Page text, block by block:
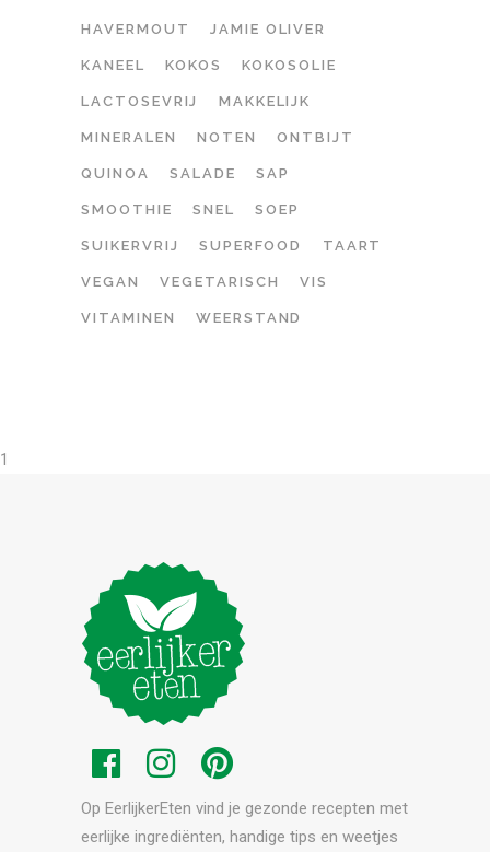
HAVERMOUT JAMIE OLIVER
KANEEL KOKOS KOKOSOLIE
LACTOSEVRIJ MAKKELIJK
MINERALEN NOTEN ONTBIJT
QUINOA SALADE SAP
SMOOTHIE SNEL SOEP
SUIKERVRIJ SUPERFOOD TAART
VEGAN VEGETARISCH VIS
VITAMINEN WEERSTAND
1
Op EerlijkerEten vind je gezonde recepten met
eerlijke ingrediënten, handige tips en weetjes